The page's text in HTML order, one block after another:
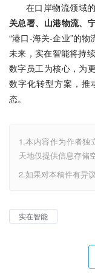
在口岸物流领域
关总署、山港物流、
“港口-海关-企业”的物
未来，实在智能将持
数字员工为核心，为
数字化转型方案，推
态。
1.本内容作为作者独
天地仅提供信息存储
2.如果对本稿件有异
实在智能